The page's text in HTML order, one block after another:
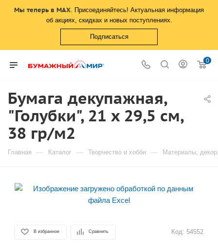
Мы теперь в MAX. Присоединяйтесь! Актуальная информация
об акциях, скидках и новых поступлениях.
Подписаться
0
Бумага декупажная,
"Голубки", 21 х 29,5 см,
38 гр/м2
Главная — Каталог — Творчество и хобби — Материалы,
В избранное Сравнить Код: 54552